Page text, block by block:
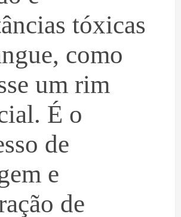
tóxicas
como
um rim
É o
de
e
de